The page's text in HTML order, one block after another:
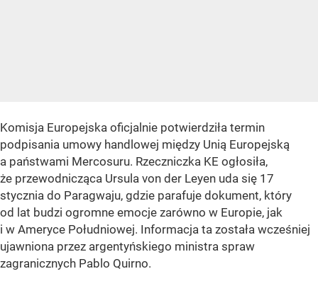
Komisja Europejska oficjalnie potwierdziła termin
podpisania umowy handlowej między Unią Europejską
a państwami Mercosuru. Rzeczniczka KE ogłosiła,
że przewodnicząca Ursula von der Leyen uda się 17
stycznia do Paragwaju, gdzie parafuje dokument, który
od lat budzi ogromne emocje zarówno w Europie, jak
i w Ameryce Południowej. Informacja ta została wcześniej
ujawniona przez argentyńskiego ministra spraw
zagranicznych Pablo Quirno.